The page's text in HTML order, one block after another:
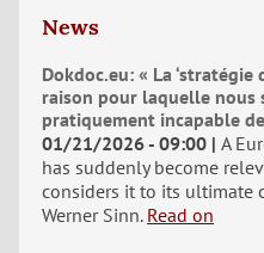
News
Dokdoc.eu: « La
raison pour laquelle nous
pratiquement incapable
01/21/2026 - 09:00 A
has suddenly become
considers it to its ultimate
Werner Sinn. Read on